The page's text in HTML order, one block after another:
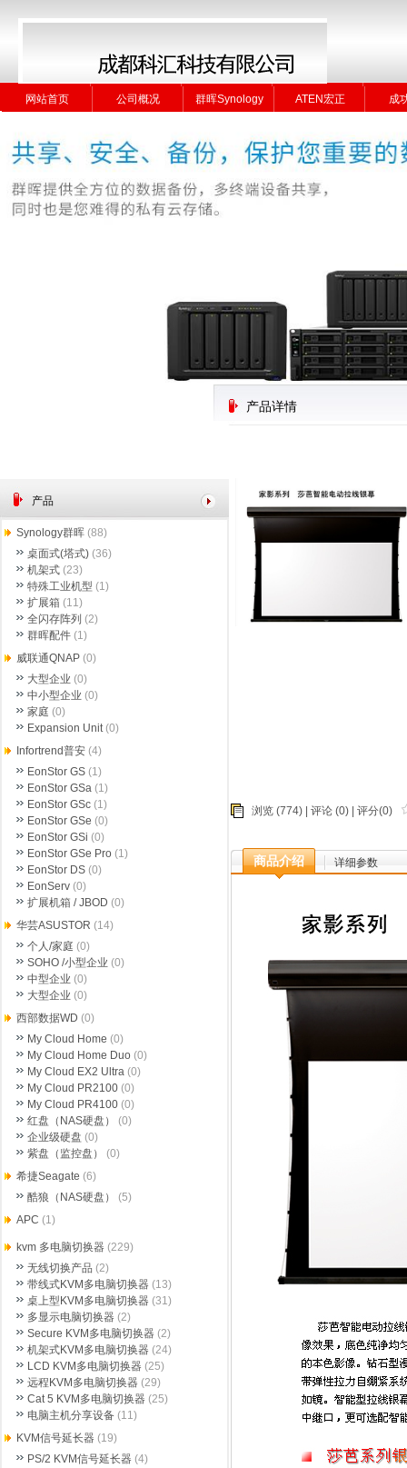
网站首页 公司概况 群晖Synology ATEN宏正 成
网站首页 公司概况 群晖Synology ATEN宏正 成
产品详情
浏览 (774) | 评论 (0) | 评分(0)
商品介绍 详细参数
产品
Synology群晖 (88)
桌面式(塔式) (36)
机架式 (23)
特殊工业机型 (1)
扩展箱 (11)
全闪存阵列 (2)
群晖配件 (1)
威联通QNAP (0)
大型企业 (0)
中小型企业 (0)
家庭 (0)
Expansion Unit(0)
Infortrend普安 (4)
EonStor GS (1)
EonStor GSa (1)
EonStor GSc (1)
EonStor GSe (0)
EonStor GSi (0)
EonStor GSe Pro (1)
EonStor DS (0)
EonServ (0)
扩展机箱 / JBOD (0)
华芸ASUSTOR (14)
个人/家庭 (0)
SOHO /小型企业 (0)
中型企业 (0)
大型企业 (0)
西部数据WD (0)
My Cloud Home (0)
My Cloud Home Duo (0)
My Cloud EX2 Ultra (0)
My Cloud PR2100 (0)
My Cloud PR4100 (0)
红盘（NAS硬盘）
(0)
企业级硬盘 (0)
紫盘（监控盘）
(0)
希捷Seagate (6)
酷狼（NAS硬盘）
(5)
APC (1)
kvm 多电脑切换器 (229)
无线切换产品 (2)
带线式KVM多电脑切换器 (13)
桌上型KVM多电脑切换器 (31)
多显示电脑切换器 (2)
Secure KVM多电脑切换器 (2)
机架式KVM多电脑切换器 (24)
LCD KVM多电脑切换器 (25)
远程KVM多电脑切换器 (29)
Cat 5 KVM多电脑切换器 (25)
电脑主机分享设备 (11)
KVM信号延长器 (19)
PS/2 KVM信号延长器 (4)